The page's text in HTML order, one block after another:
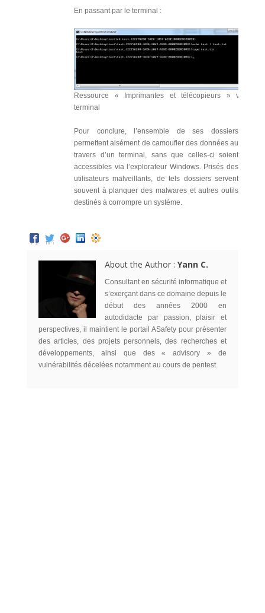
En passant par le terminal :
Ressource « Imprimantes et télécopieurs » via le
terminal
Pour conclure, l’ensemble de ses dossiers
permettent aisément de camoufler des données au
travers d’un terminal, sans que celles-ci soient
accessibles via l’explorateur Windows. Prisés des
utilisateurs malveillants, de tels dossiers servent
souvent à planquer des malwares et autres outils
destinés à corrompre un système.
About the Author : Yann C.
Consultant en sécurité informatique et
s’exerçant dans ce domaine depuis le
début des années 2000 en
autodidacte par passion, plaisir et
perspectives, il maintient le portail ASafety pour présenter
des articles, des projets personnels, des recherches et
développements, ainsi que des « advisory » de
vulnérabilités décelées notamment au cours de pentest.